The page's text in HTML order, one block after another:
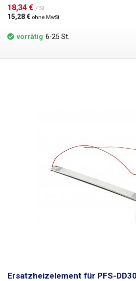
18,34 € / St.
15,28 € ohne MwSt
vorrätig 6-25 St.
Ersatzheizelement für PFS-